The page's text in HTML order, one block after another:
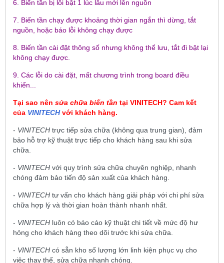
6. Biến tần bị lỗi bật 1 lúc lâu mới lên nguồn
7. Biến tần chạy được khoảng thời gian ngắn thì dừng, tắt
nguồn, hoặc báo lỗi không chạy được
8. Biến tần cài đặt thông số nhưng không thể lưu, tắt đi bật lại
không chạy được.
9. Các lỗi do cài đặt, mất chương trình trong board điều
khiển...
Tại sao nên sửa chữa biến tần tại VINITECH? Cam kết
của VINITECHvới khách hàng.
- VINITECH trực tiếp sửa chữa (không qua trung gian), đảm
bảo hỗ trợ kỹ thuật trực tiếp cho khách hàng sau khi sửa
chữa.
- VINITECH với quy trình sửa chữa chuyên nghiệp, nhanh
chóng đảm bảo tiến độ sản xuất của khách hàng.
- VINITECH tư vấn cho khách hàng giải pháp với chi phí sửa
chữa hợp lý và thời gian hoàn thành nhanh nhất.
- VINITECH luôn có báo cáo kỹ thuật chi tiết về mức độ hư
hỏng cho khách hàng theo dõi trước khi sửa chữa.
- VINITECH có sẵn kho số lượng lớn linh kiện phục vụ cho
việc thay thế, sửa chữa nhanh chóng.